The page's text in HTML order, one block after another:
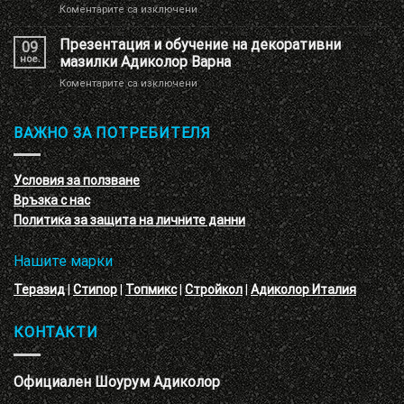
имитация
на
перлени
тухлички
Коментарите са изключениза
Нова
декоративна
мазилка
–
кръгове
–
3D
ефект
с
VELE
материал
09
ное.
Презентация и обучение на декоративни
мазилки Адиколор Варна
Коментарите са изключениза
Презентация
и
обучение
на
декоративни
мазилки
Адиколор
Варна
ВАЖНО ЗА ПОТРЕБИТЕЛЯ
Условия за ползване
Връзка с нас
Политика за защита на личните данни
Нашите марки
Теразид|Стипор|Топмикс|Стройкол|Адиколор Италия
КОНТАКТИ
Официален Шоурум Адиколор